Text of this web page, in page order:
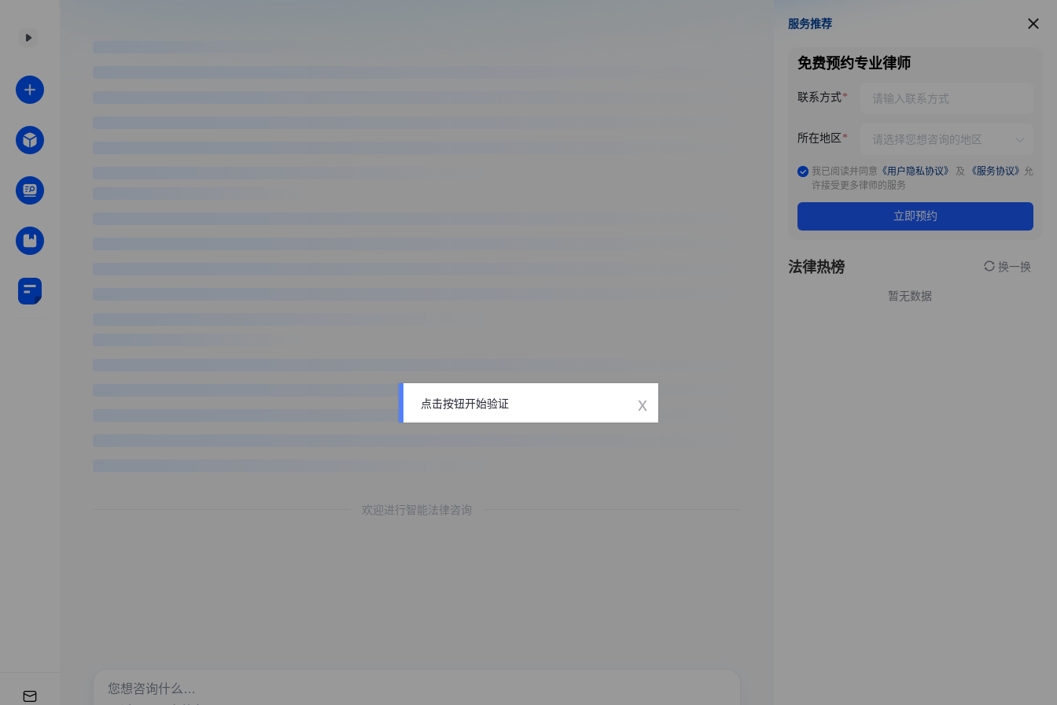
欢迎进行智能法律咨询
服务推荐
服务推荐
免费预约专业律师
联系方式
所在地区
我已阅读并同意 《用户隐私协议》 及 《服务协议》 允
许接受更多律师的服务
立即预约
法律热榜 换一换
暂无数据
点击按钮开始验证 x